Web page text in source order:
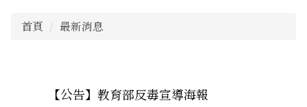
首頁 最新消息
【公告】教育部反毒宣導海報